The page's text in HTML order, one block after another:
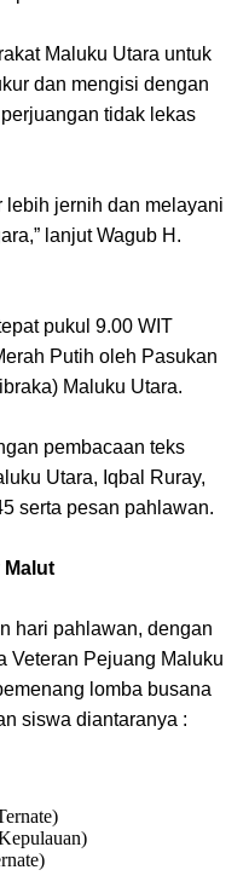
Maluku Utara untuk
dan mengisi dengan
tidak lekas
lebih jernih dan melayani
lanjut Wagub H.
pukul 9.00 WIT
Putih oleh Pasukan
Maluku Utara.
pembacaan teks
Utara, Iqbal Ruray,
serta pesan pahlawan.
Malut
hari pahlawan, dengan
Veteran Pejuang Maluku
lomba busana
siswa diantaranya :